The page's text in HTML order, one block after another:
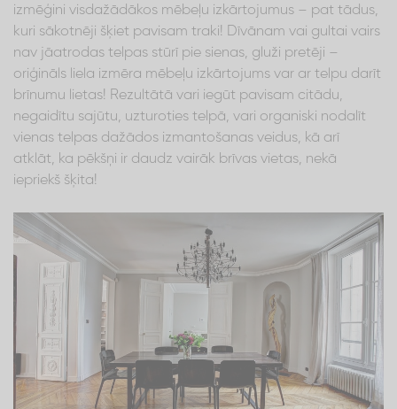
izmēģini visdažādākos mēbeļu izkārtojumus – pat tādus,
kuri sākotnēji šķiet pavisam traki! Dīvānam vai gultai vairs
nav jāatrodas telpas stūrī pie sienas, gluži pretēji –
oriģināls liela izmēra mēbeļu izkārtojums var ar telpu darīt
brīnumu lietas! Rezultātā vari iegūt pavisam citādu,
negaidītu sajūtu, uzturoties telpā, vari organiski nodalīt
vienas telpas dažādos izmantošanas veidus, kā arī
atklāt, ka pēkšņi ir daudz vairāk brīvas vietas, nekā
iepriekš šķita!